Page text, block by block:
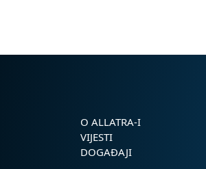
O ALLATRA-I
VIJESTI
DOGAĐAJI